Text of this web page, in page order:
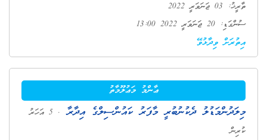
ތާރީޚު: 03 ޖަނަވަރީ 2022
ސުންގަޑި: 20 ޖަނަވަރީ 2022 13:00
އިތުރަށް ވިދާޅުވޭ
ޢާންމު މަޢުލޫމާތު
މިލަދުންމަޑުލު ދެކުނުބުރީ މާފަރު ކައުންސިލްގެ އިދާރާ
. 5 އަހަރު
ކުރިން